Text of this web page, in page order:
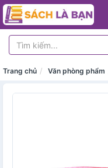
Trang chủ Văn phòng phẩm